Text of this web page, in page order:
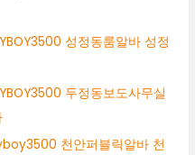
성정동룸알바 성정
두정동보도사무실
천안퍼블릭알바 천